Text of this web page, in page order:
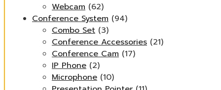
Webcam (62)
Conference System (94)
Combo Set (3)
Conference Accessories (21)
Conference Cam (17)
IP Phone (2)
Microphone (10)